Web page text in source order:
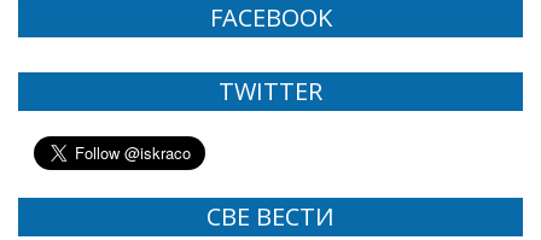
FACEBOOK
TWITTER
СВЕ ВЕСТИ